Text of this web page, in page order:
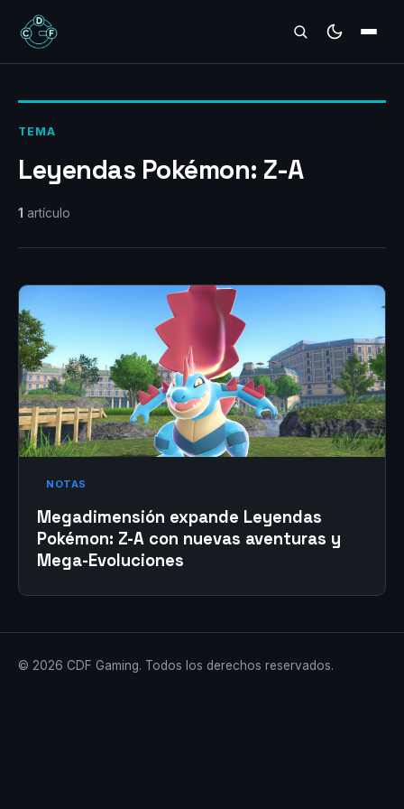
REVIEWS
TEMA
Leyendas Pokémon: Z-A
1 artículo
NOTAS
Megadimensión expande Leyendas
Pokémon: Z-A con nuevas aventuras y
Mega-Evoluciones
© 2026 CDF Gaming. Todos los derechos reservados.